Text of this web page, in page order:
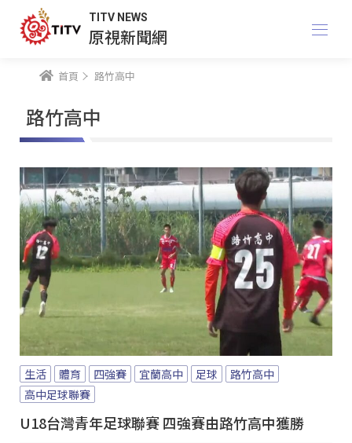
TITV NEWS
原視新聞網
首頁 路竹高中
路竹高中
生活 體育 四強賽 宜蘭高中 足球
路竹高中
高中足球聯賽
U18台灣青年足球聯賽 四強賽由路竹高中獲勝